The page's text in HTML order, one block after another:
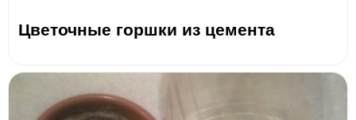
Цветочные горшки из цемента